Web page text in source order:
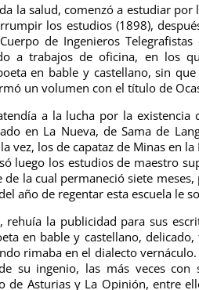
la salud, comenzó a estudiar
los estudios (1898),
de Ingenieros
a trabajos de oficina, en los
en bable y castellano, sin
un volumen con el título de
a la lucha por la existencia
en La Nueva, de Sama de
vez, los de capataz de Minas en
luego los estudios de maestro
la cual permaneció siete
año de regentar esta escuela le
rehuía la publicidad para sus
en bable y castellano,
rimaba en el dialecto
su ingenio, las más veces
de Asturias y La Opinión, entre